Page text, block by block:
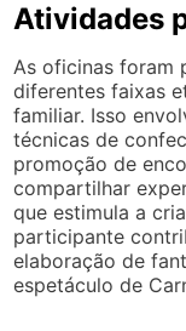
Atividades
As oficinas foram
diferentes faixas
familiar. Isso
técnicas de
promoção de
compartilhar
que estimula a
participante
elaboração de
espetáculo de